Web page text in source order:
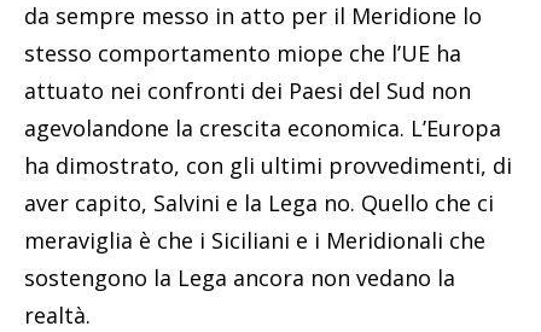
da sempre messo in atto per il Meridione lo
stesso comportamento miope che l’UE ha
attuato nei confronti dei Paesi del Sud non
agevolandone la crescita economica. L’Europa
ha dimostrato, con gli ultimi provvedimenti, di
aver capito, Salvini e la Lega no. Quello che ci
meraviglia è che i Siciliani e i Meridionali che
sostengono la Lega ancora non vedano la
realtà.